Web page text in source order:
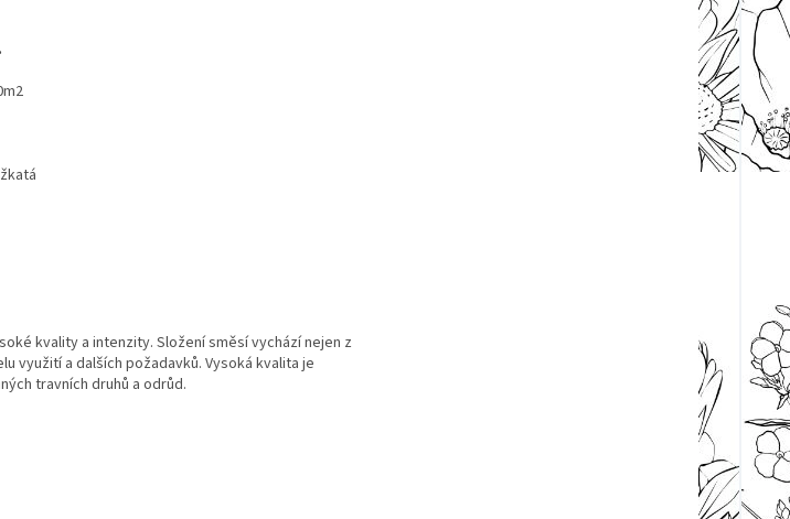
kvality a intenzity. Složení směsí vychází nejen z
využití a dalších požadavků. Vysoká kvalita je
travních druhů a odrůd.